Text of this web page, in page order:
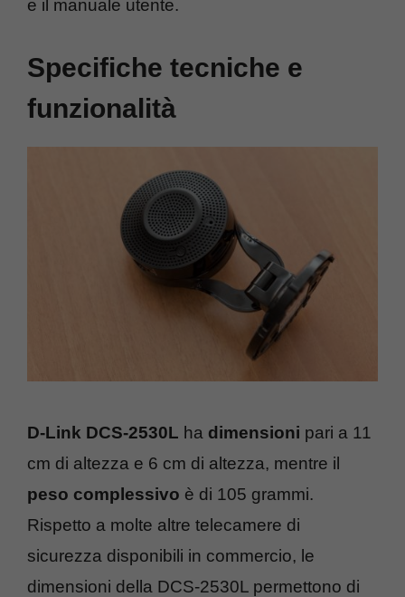
e il manuale utente.
Specifiche tecniche e
funzionalità
D-Link DCS-2530L ha dimensioni pari a 11
cm di altezza e 6 cm di altezza, mentre il
peso complessivo è di 105 grammi.
Rispetto a molte altre telecamere di
sicurezza disponibili in commercio, le
dimensioni della DCS-2530L permettono di